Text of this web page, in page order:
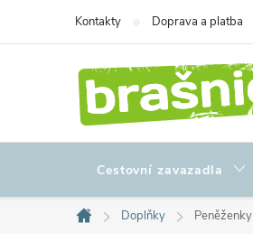
Kontakty Doprava a platba
Cestovní zavazadla
Domů
Doplňky Peněženky